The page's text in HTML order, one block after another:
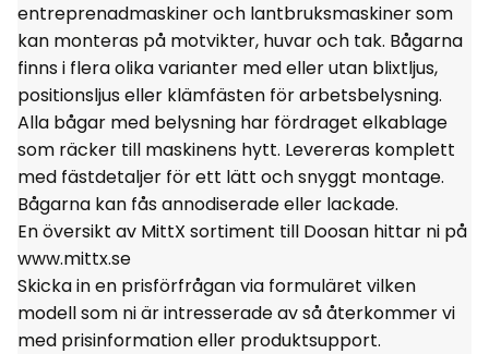
entreprenadmaskiner och lantbruksmaskiner som
kan monteras på motvikter, huvar och tak. Bågarna
finns i flera olika varianter med eller utan blixtljus,
positionsljus eller klämfästen för arbetsbelysning.
Alla bågar med belysning har fördraget elkablage
som räcker till maskinens hytt. Levereras komplett
med fästdetaljer för ett lätt och snyggt montage.
Bågarna kan fås annodiserade eller lackade.
En översikt av MittX sortiment till Doosan hittar ni på
www.mittx.se
Skicka in en prisförfrågan via formuläret vilken
modell som ni är intresserade av så återkommer vi
med prisinformation eller produktsupport.